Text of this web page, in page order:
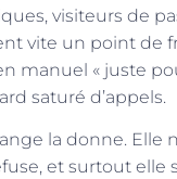
visiteurs de
vite un point de
manuel « juste
saturé d’appels.
la donne. Elle
et surtout elle